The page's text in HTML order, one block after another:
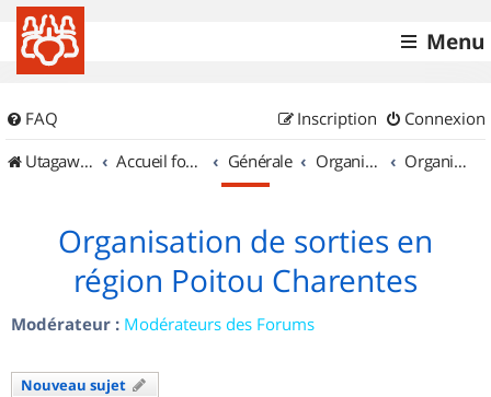
Menu
FAQ Connexion
Inscription
UtagawaVTT (Randos VTT et VTTAE avec traces GPS)
Accueil forum Générale Organisation de sorties & Recherche de partenaires Organisation de sorties en région Poitou Charentes
Organisation de sorties en
région Poitou Charentes
Modérateur : Modérateurs des Forums
Nouveau sujet